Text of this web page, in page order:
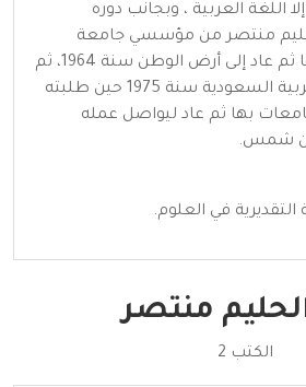
اللغة العربية ، وبجانب دوره
منتصر من مؤسسي جامعة
الكويت وأول رئيس لها ثم عاد إلى أرض الوطن سنة 1964، ثم
سافر إلى المملكة العربية السعودية سنة 1975 حين طلبته
بها ثم عاد ليواصل عمله
شمس.
في العلوم.
منتصر
الكتب 2